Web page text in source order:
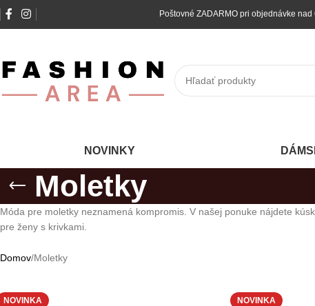
Poštovné ZADARMO pri
NOVINKY
Moletky
Móda pre moletky neznamená kompromis. V našej ponuke nájdete
pre ženy s krivkami.
Domov Moletky
NOVINKA
NOVINKA